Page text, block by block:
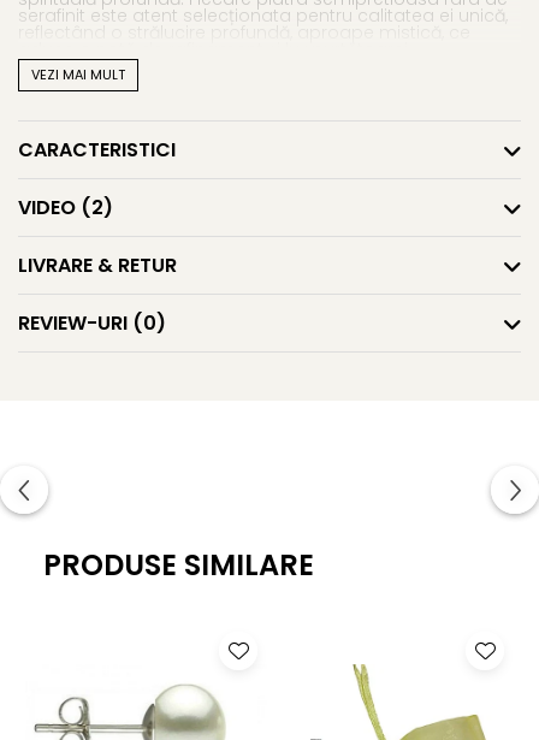
serafinit este atent selecționata pentru calitatea ei unică,
reflectând o strălucire profundă, aproape mistică, ce
Caracteristici cercei:
Material:pietre semipretioase rare de serafinit si aur
galben de 14 karate
Tipul pietrei:
semipretioasa naturala rara
Lungimea totală a cerceilor:
aproximativ 4,90 g
piesă de colecție rară și prețioasă.
Munții Baikal, aflați în Siberia, Rusia. Această
regiune este cunoscută pentru diversitatea sa geologică,
fiind bogată în diferite minerale și pietre prețioase rare.
VEZI MAI MULT
CARACTERISTICI
VIDEO (2)
LIVRARE & RETUR
REVIEW-URI (0)
PRODUSE SIMILARE